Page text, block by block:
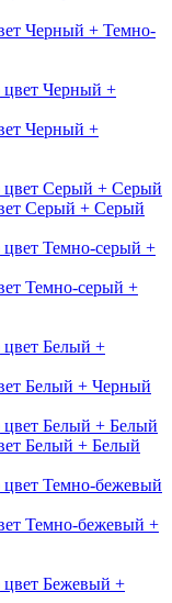
Черный + Темно-
Черный +
Серый + Серый
Темно-серый +
Белый + Черный
Белый + Белый
Темно-бежевый +